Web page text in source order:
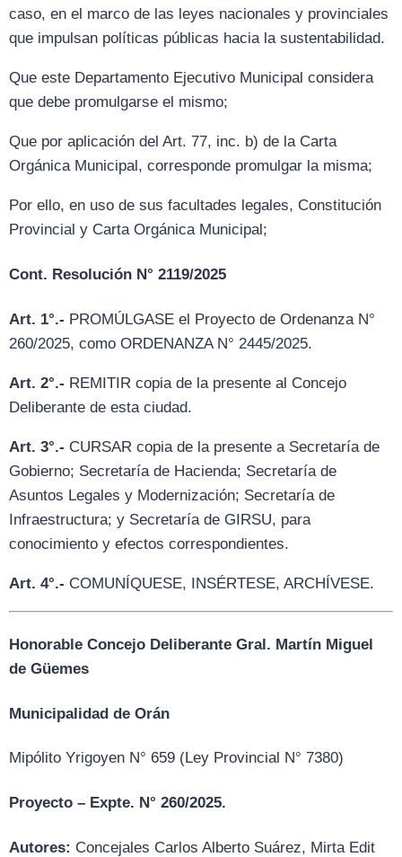
caso, en el marco de las leyes nacionales y provinciales
que impulsan políticas públicas hacia la sustentabilidad.
Que este Departamento Ejecutivo Municipal considera
que debe promulgarse el mismo;
Que por aplicación del Art. 77, inc. b) de la Carta
Orgánica Municipal, corresponde promulgar la misma;
Por ello, en uso de sus facultades legales, Constitución
Provincial y Carta Orgánica Municipal;
Cont. Resolución N° 2119/2025
Art. 1°.- PROMÚLGASE el Proyecto de Ordenanza N°
260/2025, como ORDENANZA N° 2445/2025.
Art. 2°.- REMITIR copia de la presente al Concejo
Deliberante de esta ciudad.
Art. 3°.- CURSAR copia de la presente a Secretaría de
Gobierno; Secretaría de Hacienda; Secretaría de
Asuntos Legales y Modernización; Secretaría de
Infraestructura; y Secretaría de GIRSU, para
conocimiento y efectos correspondientes.
Art. 4°.- COMUNÍQUESE, INSÉRTESE, ARCHÍVESE.
Honorable Concejo Deliberante Gral. Martín Miguel
de Güemes
Municipalidad de Orán
Mipólito Yrigoyen N° 659 (Ley Provincial N° 7380)
Proyecto – Expte. N° 260/2025.
Autores: Concejales Carlos Alberto Suárez, Mirta Edit